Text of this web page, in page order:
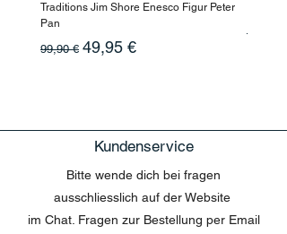
Traditions Jim Shore Enesco Figur Peter
Pan
Standardpreis
99,90 € Sale-Preis
49,95 €
199,90 €
Kundenservice
Bitte wende dich bei fragen
ausschliesslich auf der Website
im Chat. Fragen zur Bestellung per Email